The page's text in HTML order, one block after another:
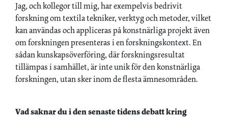
Jag, och kollegor till mig, har exempelvis bedrivit
forskning om textila tekniker, verktyg och metoder, vilket
kan användas och appliceras på konstnärliga projekt även
om forskningen presenteras i en forskningskontext. En
sådan kunskapsöverföring, där forskningsresultat
tillämpas i samhället, är inte unik för den konstnärliga
forskningen, utan sker inom de flesta ämnesområden.
Vad saknar du i den senaste tidens debatt kring